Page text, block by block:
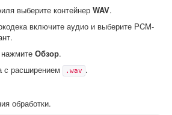
выберите контейнер WAV.
включите аудио и выберите PCM-
Обзор.
с расширением
.wav .
обработки.